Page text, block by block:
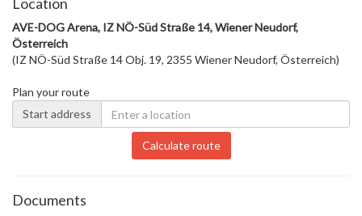
AVE-DOG Arena, IZ NÖ-Süd Straße 14, Wiener Neudorf,
Österreich
(IZ NÖ-Süd Straße 14 Obj. 19, 2355 Wiener Neudorf, Österreich)
Plan your route
Start address
Calculate route
Documents